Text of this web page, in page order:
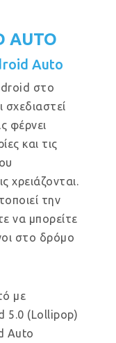
AUTO
Auto
στο
σχεδιαστεί
φέρνει
και τις
χρειάζονται.
την
να μπορείτε
στο δρόμο
με
5.0 (Lollipop)
Auto